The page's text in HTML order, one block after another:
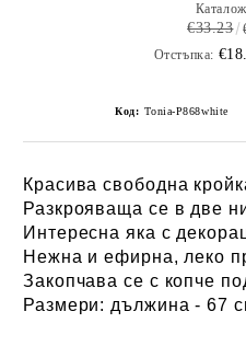
€33.23
Отстъпка:
Код: Tonia-P868white
Красива свободна
Разкрояваща се в две
Интересна яка с
Нежна и ефирна, леко
Закопчава се с копче
Размери: дължина - 67